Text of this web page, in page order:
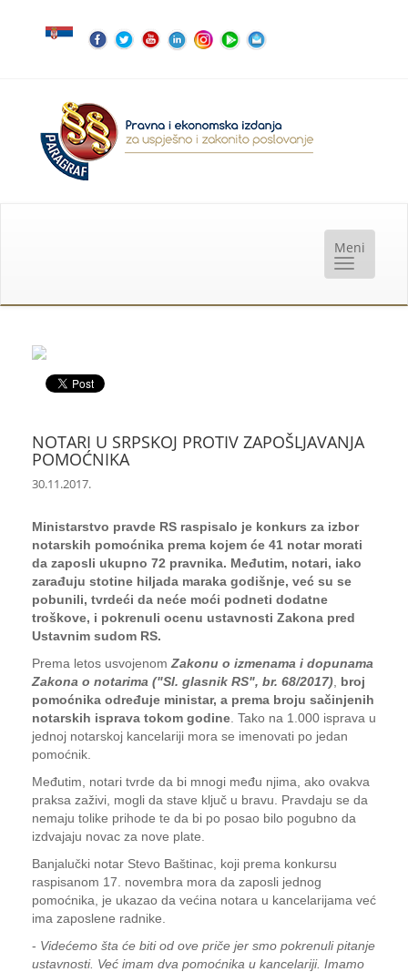
NOTARI U SRPSKOJ PROTIV ZAPOŠLJAVANJA
POMOĆNIKA
30.11.2017.
Ministarstvo pravde RS raspisalo je konkurs za izbor
notarskih pomoćnika prema kojem će 41 notar morati
da zaposli ukupno 72 pravnika. Međutim, notari, iako
zarađuju stotine hiljada maraka godišnje, već su se
pobunili, tvrdeći da neće moći podneti dodatne
troškove, i pokrenuli ocenu ustavnosti Zakona pred
Ustavnim sudom RS.
Prema letos usvojenom Zakonu o izmenama i dopunama
Zakona o notarima ("Sl. glasnik RS", br. 68/2017) broj
pomoćnika određuje ministar, a prema broju sačinjenih
notarskih isprava tokom godine . Tako na 1.000 isprava u
jednoj notarskoj kancelariji mora se imenovati po jedan
pomoćnik.
Međutim, notari tvrde da bi mnogi među njima, ako ovakva
praksa zaživi, mogli da stave ključ u bravu. Pravdaju se da
nemaju tolike prihode te da bi po posao bilo pogubno da
izdvajaju novac za nove plate.
Banjalučki notar Stevo Baštinac, koji prema konkursu
raspisanom 17. novembra mora da zaposli jednog
pomoćnika, je ukazao da većina notara u kancelarijama već
ima zaposlene radnike.
- Videćemo šta će biti od ove priče jer smo pokrenuli pitanje
ustavnosti. Već imam dva pomoćnika u kancelariji. Imamo